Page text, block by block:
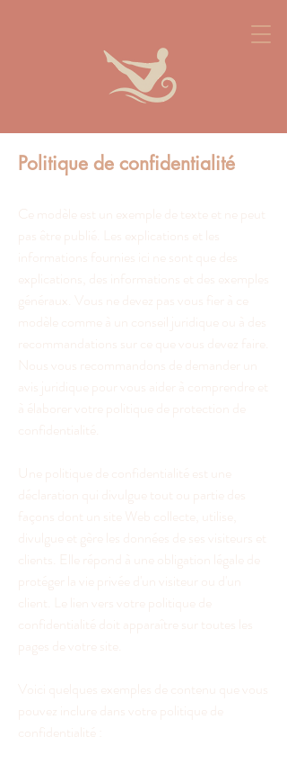
Politique de confidentialité
Ce modèle est un exemple de texte et ne peut
pas être publié. Les explications et les
informations fournies ici ne sont que des
explications, des informations et des exemples
généraux. Vous ne devez pas vous fier à ce
modèle comme à un conseil juridique ou à des
recommandations sur ce que vous devez faire.
Nous vous recommandons de demander un
avis juridique pour vous aider à comprendre et
à élaborer votre politique de protection de
confidentialité.
Une politique de confidentialité est une
déclaration qui divulgue tout ou partie des
façons dont un site Web collecte, utilise,
divulgue et gère les données de ses visiteurs et
clients. Elle répond à une obligation légale de
protéger la vie privée d'un visiteur ou d'un
client. Le lien vers votre politique de
confidentialité doit apparaître sur toutes les
pages de votre site.
Voici quelques exemples de contenu que vous
pouvez inclure dans votre politique de
confidentialité :